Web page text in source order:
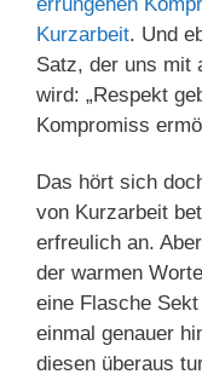
Kurzarbeit. Und
Satz, der uns mit
wird: „Respekt
Kompromiss
Das hört sich
von Kurzarbeit
erfreulich an.
der warmen
eine Flasche
einmal genauer
diesen überaus